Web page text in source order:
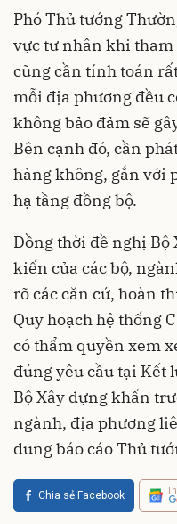
Phó Thủ tướng
vực tư nhân khi tham
cũng cần tính toán
mỗi địa phương đều
không bảo đảm sẽ
Bên cạnh đó, cần
hàng không, gắn với
hạ tầng đồng bộ.
Đồng thời đề nghị Bộ
kiến của các bộ,
rõ các căn cứ, hoàn
Quy hoạch hệ thống
có thẩm quyền xem
đúng yêu cầu tại Kết
Bộ Xây dựng khẩn
ngành, địa phương
dung báo cáo Thủ
Chia sẻ Facebook